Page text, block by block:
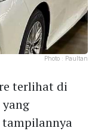
Photo : Paultan
terlihat di
tampilannya